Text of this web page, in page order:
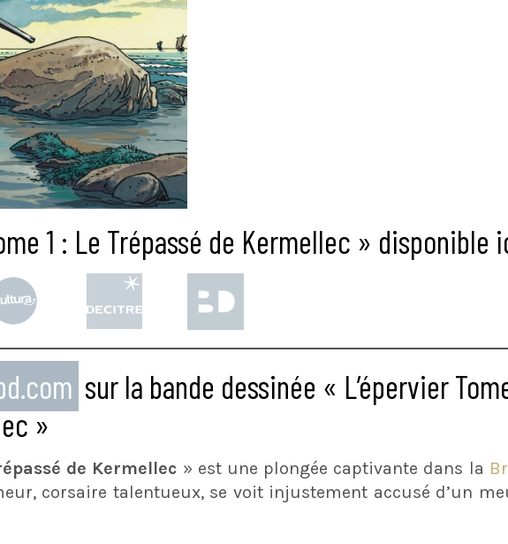
1 : Le Trépassé de Kermellec » disponible
sur la bande dessinée « L’épervier
»
de Kermellec » est une plongée captivante dans la
corsaire talentueux, se voit injustement accusé d’un